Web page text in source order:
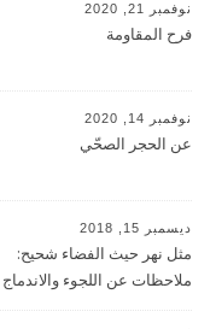
نوفمبر 21, 2020
فرح المقاومة
نوفمبر 14, 2020
عن الحجر الصحّي
ديسمبر 15, 2018
مثل نهر حيث الفضاء شحيح:
ملاحظات عن اللجوء والاندماج